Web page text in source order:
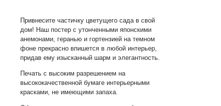
568
руб.
–
руб.
Привнесите частичку цветущего сада в свой
дом! Наш постер с утонченными японскими
анемонами, геранью и гортензией на темном
фоне прекрасно впишется в любой интерьер,
придав ему изысканный шарм и элегантность.
Печать с высоким разрешением на
высококачественной бумаге интерьерными
красками, не имеющими запаха.